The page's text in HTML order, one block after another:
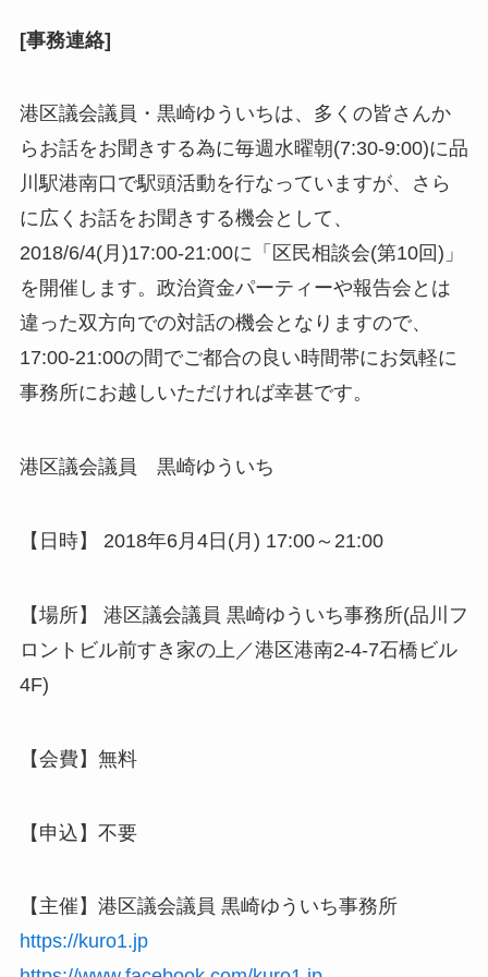
[事務連絡]
港区議会議員・黒崎ゆういちは、多くの皆さんか
らお話をお聞きする為に毎週水曜朝(7:30-9:00)に品
川駅港南口で駅頭活動を行なっていますが、さら
に広くお話をお聞きする機会として、
2018/6/4(月)17:00-21:00に「区民相談会(第10回)」
を開催します。政治資金パーティーや報告会とは
違った双方向での対話の機会となりますので、
17:00-21:00の間でご都合の良い時間帯にお気軽に
事務所にお越しいただければ幸甚です。
港区議会議員 黒崎ゆういち
【日時】 2018年6月4日(月) 17:00～21:00
【場所】 港区議会議員 黒崎ゆういち事務所(品川フ
ロントビル前すき家の上／港区港南2-4-7石橋ビル
4F)
【会費】無料
【申込】不要
【主催】港区議会議員 黒崎ゆういち事務所
https://kuro1.jp